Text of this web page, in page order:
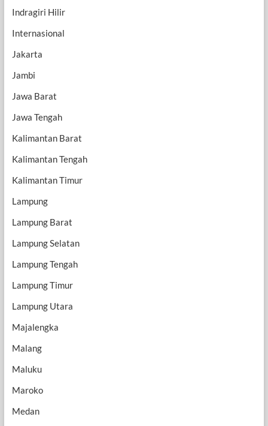
Indragiri Hilir
Internasional
Jakarta
Jambi
Jawa Barat
Jawa Tengah
Kalimantan Barat
Kalimantan Tengah
Kalimantan Timur
Lampung
Lampung Barat
Lampung Selatan
Lampung Tengah
Lampung Timur
Lampung Utara
Majalengka
Malang
Maluku
Maroko
Medan